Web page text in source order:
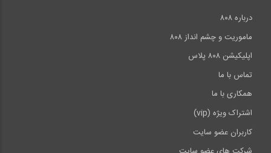
درباره ۸۰۸
ماموریت و چشم انداز ۸۰۸
اپلیکیشن ۸۰۸ پلاس
تماس با ما
همکاری با ما
اشتراک ویژه (vip)
کاربران عضو سایت